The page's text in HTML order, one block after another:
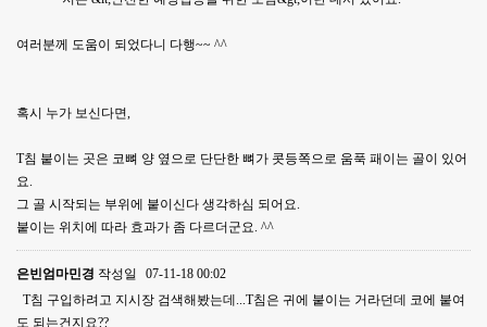
여러분께 도움이 되었다니 다행~~ ^^
혹시 누가 보신다면,
T침 붙이는 곳은 코뼈 양 옆으로 단단한 뼈가 콧등쪽으로 움푹 패이는 골이 있어
요.
그 골 시작되는 부위에 붙이신다 생각하심 되어요.
붙이는 위치에 따라 효과가 좀 다르더군요. ^^
은빈엄마민경 작성일
07-11-18 00:02
T침 구입하려고 지시장 검색해봤는데...T침은 귀에 붙이는 거라던데 코에 붙여
도 되는건지요??